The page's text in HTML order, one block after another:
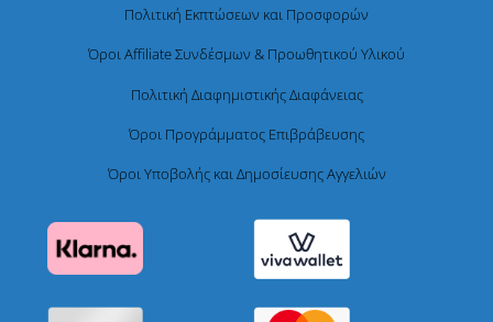
Πολιτική Εκπτώσεων και Προσφορών
Όροι Affiliate Συνδέσμων & Προωθητικού Υλικού
Πολιτική Διαφημιστικής Διαφάνειας
Όροι Προγράμματος Επιβράβευσης
Όροι Υποβολής και Δημοσίευσης Αγγελιών